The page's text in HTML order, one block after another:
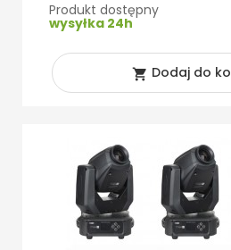
Produkt dostępny
wysyłka 24h
 Dodaj do